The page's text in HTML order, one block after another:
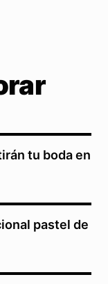
tu boda en
pastel de